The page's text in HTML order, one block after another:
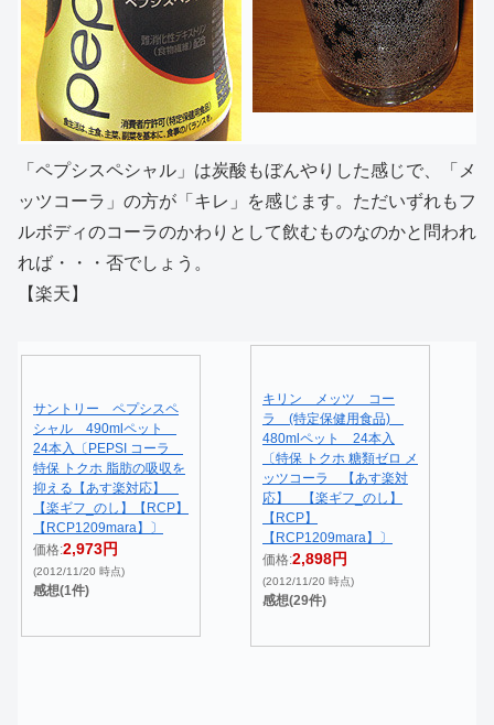
「ペプシスペシャル」は炭酸もぼんやりした感じで、「メ
ッツコーラ」の方が「キレ」を感じます。ただいずれもフ
ルボディのコーラのかわりとして飲むものなのかと問われ
れば・・・否でしょう。
【楽天】
サントリー ペプシスペ
シャル 490mlペット
24本入〔PEPSI コーラ
特保 トクホ 脂肪の吸収を
抑える【あす楽対応】
【楽ギフ_のし】【RCP】
【RCP1209mara】〕
価格:2,973円
(2012/11/20 時点)
感想(1件)
キリン メッツ コー
ラ (特定保健用食品)
480mlペット 24本入
〔特保 トクホ 糖類ゼロ メ
ッツコーラ 【あす楽対
応】 【楽ギフ_のし】
【RCP】
【RCP1209mara】〕
価格:2,898円
(2012/11/20 時点)
感想(29件)